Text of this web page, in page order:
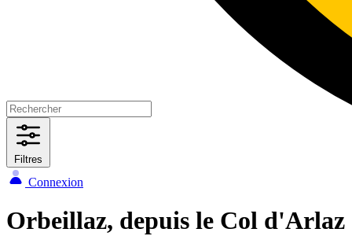
Filtres
Connexion
Orbeillaz, depuis le Col d'Arlaz